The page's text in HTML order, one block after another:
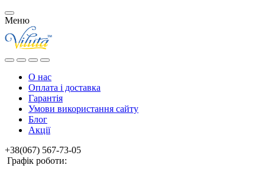
Меню
О нас
Оплата і доставка
Гарантія
Умови використання сайту
Блог
Акції
+38(067) 567-73-05
Графік роботи: